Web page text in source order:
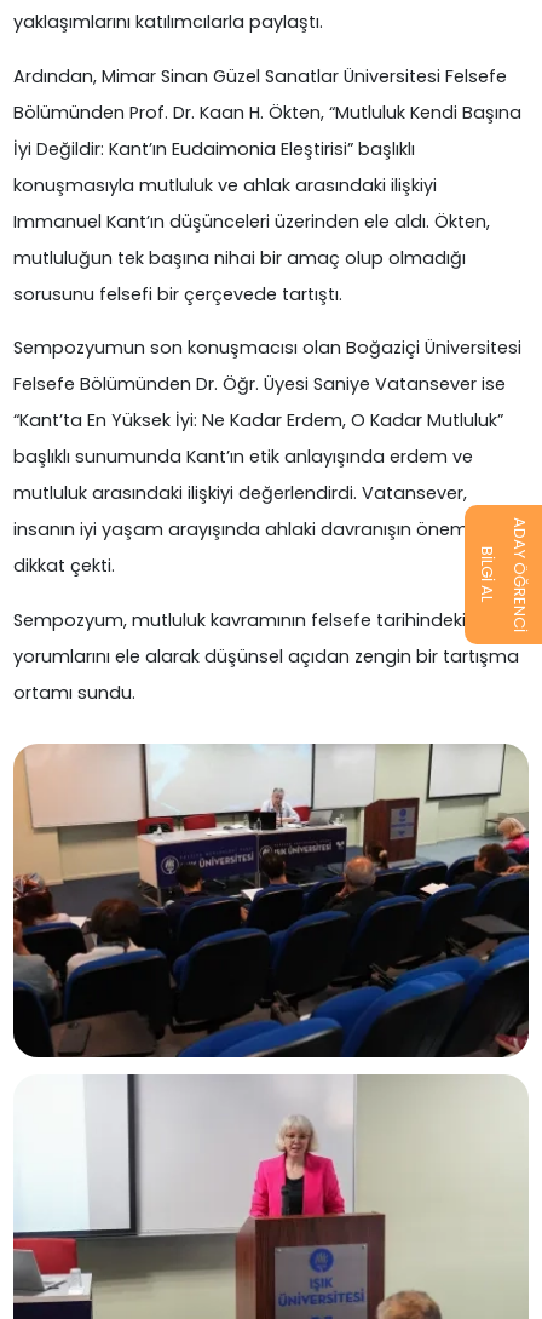
yaklaşımlarını katılımcılarla paylaştı.
Ardından, Mimar Sinan Güzel Sanatlar Üniversitesi Felsefe
Bölümünden Prof. Dr. Kaan H. Ökten, “Mutluluk Kendi Başına
İyi Değildir: Kant’ın Eudaimonia Eleştirisi” başlıklı
konuşmasıyla mutluluk ve ahlak arasındaki ilişkiyi
Immanuel Kant’ın düşünceleri üzerinden ele aldı. Ökten,
mutluluğun tek başına nihai bir amaç olup olmadığı
sorusunu felsefi bir çerçevede tartıştı.
Sempozyumun son konuşmacısı olan Boğaziçi Üniversitesi
Felsefe Bölümünden Dr. Öğr. Üyesi Saniye Vatansever ise
“Kant’ta En Yüksek İyi: Ne Kadar Erdem, O Kadar Mutluluk”
başlıklı sunumunda Kant’ın etik anlayışında erdem ve
mutluluk arasındaki ilişkiyi değerlendirdi. Vatansever,
insanın iyi yaşam arayışında ahlaki davranışın önemine
dikkat çekti.
Sempozyum, mutluluk kavramının felsefe tarihindeki farklı
yorumlarını ele alarak düşünsel açıdan zengin bir tartışma
ortamı sundu.
BİLGİ AL ADAY ÖĞRENCİ